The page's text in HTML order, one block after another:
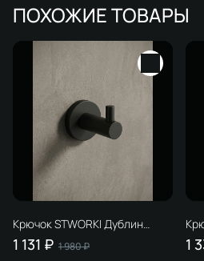
ПОХОЖИЕ ТОВАРЫ
Крючок STWORKI Дублин
S41300BK матовый черный, на
шурупах
1 131 ₽ 1 980 ₽
на
1